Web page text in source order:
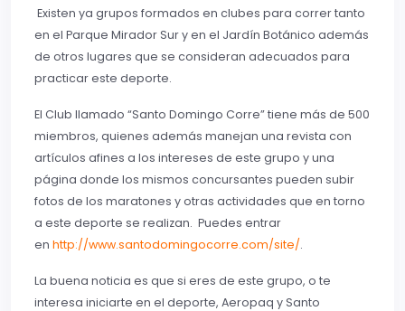
Existen ya grupos formados en clubes para correr tanto
en el Parque Mirador Sur y en el Jardín Botánico además
de otros lugares que se consideran adecuados para
practicar este deporte.
El Club llamado “Santo Domingo Corre” tiene más de 500
miembros, quienes además manejan una revista con
artículos afines a los intereses de este grupo y una
página donde los mismos concursantes pueden subir
fotos de los maratones y otras actividades que en torno
a este deporte se realizan. Puedes entrar
en http://www.santodomingocorre.com/site/.
La buena noticia es que si eres de este grupo, o te
interesa iniciarte en el deporte, Aeropaq y Santo